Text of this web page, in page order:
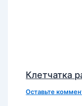
Клетчатка
Оставьте